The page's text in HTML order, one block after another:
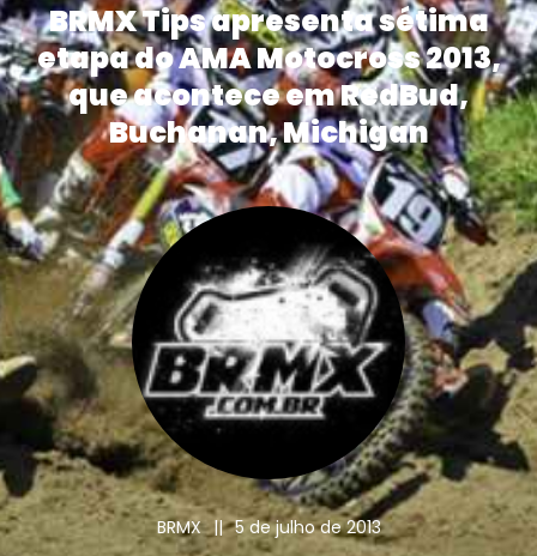
BRMX Tips apresenta sétima
etapa do AMA Motocross 2013,
que acontece em RedBud,
Buchanan, Michigan
BRMX || 5 de julho de 2013